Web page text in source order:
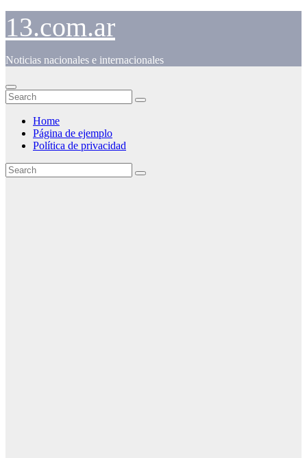
Skip
content
13.com.ar
Noticias nacionales e internacionales
Home
Página de ejemplo
Política de privacidad